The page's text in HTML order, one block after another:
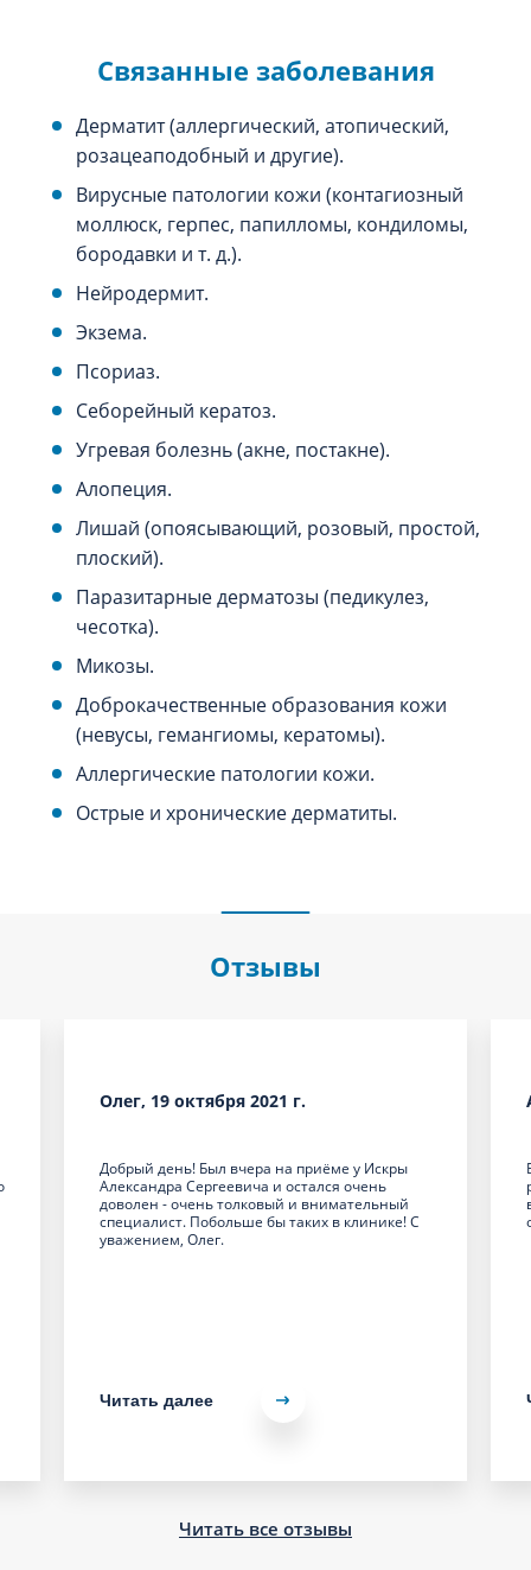
Связанные заболевания
Дерматит (аллергический, атопический,
розацеаподобный и другие).
Вирусные патологии кожи (контагиозный
моллюск, герпес, папилломы, кондиломы,
бородавки и т. д.).
Нейродермит.
Экзема.
Псориаз.
Себорейный кератоз.
Угревая болезнь (акне, постакне).
Алопеция.
Лишай (опоясывающий, розовый, простой,
плоский).
Паразитарные дерматозы (педикулез,
чесотка).
Микозы.
Доброкачественные образования кожи
(невусы, гемангиомы, кератомы).
Аллергические патологии кожи.
Острые и хронические дерматиты.
Отзывы
Олег, 19 октября 2021 г.
Добрый день! Был вчера на приёме у Искры
Александра Сергеевича и остался очень
доволен - очень толковый и внимательный
специалист. Побольше бы таких в клинике! С
уважением, Олег.
Читать далее
Читать все отзывы